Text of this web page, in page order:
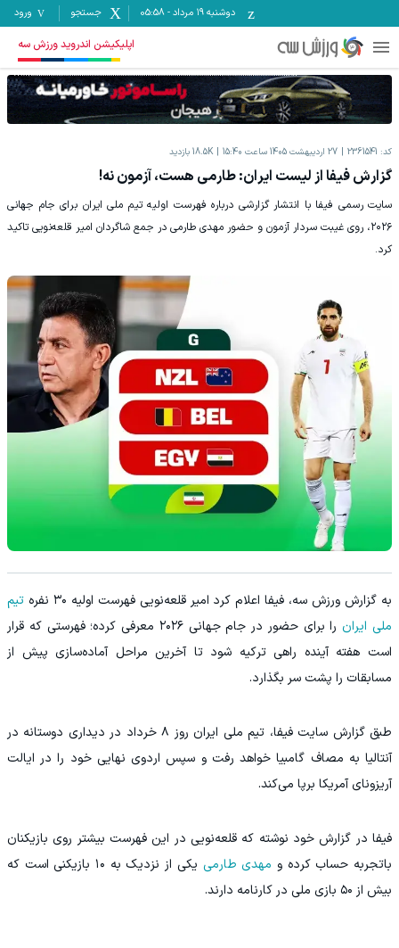
دوشنبه ۱۹ مرداد -
05:58 جستجو ورود
اپلیکیشن اندروید ورزش سه
کد: 2361541 27 اردیبهشت 1405 ساعت 15:40 18.5K بازدید
گزارش فیفا از لیست ایران: طارمی هست، آزمون نه!
سایت رسمی فیفا با انتشار گزارشی درباره فهرست اولیه تیم ملی ایران برای جام جهانی
۲۰۲۶، روی غیبت سردار آزمون و حضور مهدی طارمی در جمع شاگردان امیر قلعه‌نویی تاکید
کرد.
به گزارش ورزش سه، فیفا اعلام کرد امیر قلعه‌نویی فهرست اولیه ۳۰ نفره
تیم
ملی ایران
را برای حضور در جام جهانی ۲۰۲۶ معرفی کرده؛ فهرستی که قرار
است هفته آینده راهی ترکیه شود تا آخرین مراحل آماده‌سازی پیش از
مسابقات را پشت سر بگذارد.
طبق گزارش سایت فیفا، تیم ملی ایران روز ۸ خرداد در دیداری دوستانه در
آنتالیا به مصاف گامبیا خواهد رفت و سپس اردوی نهایی خود را در ایالت
آریزونای آمریکا برپا می‌کند.
فیفا در گزارش خود نوشته که قلعه‌نویی در این فهرست بیشتر روی بازیکنان
باتجربه حساب کرده و مهدی طارمی
یکی از نزدیک به ۱۰ بازیکنی است که
بیش از ۵۰ بازی ملی در کارنامه دارند.